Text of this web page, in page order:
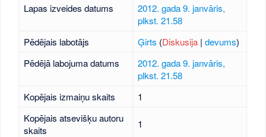
Lapas izveides datums
2012. gada 9. janvāris,
plkst. 21.58
Pēdējais labotājs
Ģirts (Diskusija| devums)
Pēdējā labojuma datums
2012. gada 9. janvāris,
plkst. 21.58
Kopējais izmaiņu skaits
1
Kopējais atsevišķu autoru
skaits
1